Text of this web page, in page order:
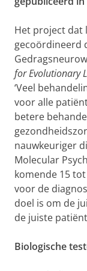
Het project dat
gecoördineerd
for Evolutionary
‘Veel
voor alle
betere
nauwkeuriger
Molecular
komende 15
voor de
doel is om de
de juiste
Biologische